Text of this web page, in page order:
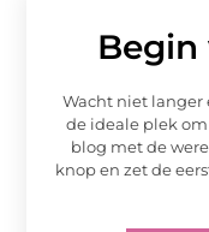
Begin
Wacht niet langer
de ideale plek
blog met de
knop en zet de